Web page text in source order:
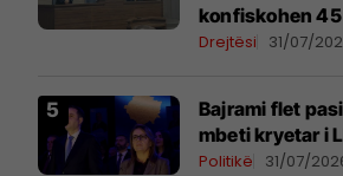
konfiskohen
kadastrale
Drejtësi 31/07/
Bajrami flet
mbeti kryetar i
Politikë 31/07/